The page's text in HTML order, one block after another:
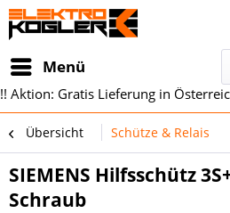
Menü
!! Aktion: Gratis Lieferung in
Übersicht Schütze & Relais
SIEMENS Hilfsschütz
Schraub